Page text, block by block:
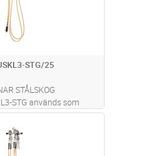
STG/25
STÅLSKOG
STG används som
friledning, låg- och
kV. Jordningsdonet är
klämma JSKL-
5,7 kA/1s,
Lägg i kundvagn